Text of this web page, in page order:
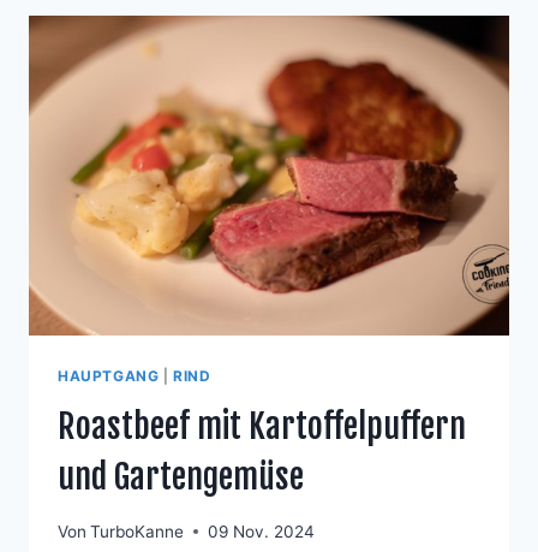
KÜRBIS
KARTOFELPÜREE
HAUPTGANG |RIND
Roastbeef mit Kartoffelpuffern
und Gartengemüse
Von TurboKanne 09 Nov. 2024